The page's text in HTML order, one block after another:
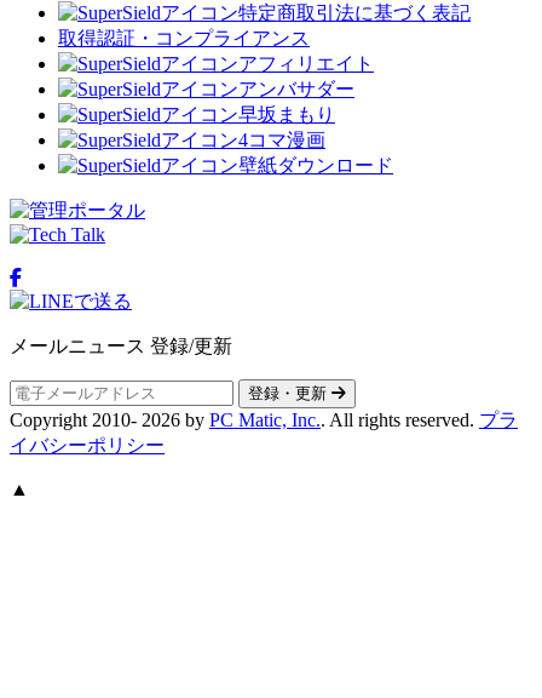
特定商取引法に基づく表記
取得認証・コンプライアンス
アフィリエイト
アンバサダー
早坂まもり
4コマ漫画
壁紙ダウンロード
メールニュース 登録/更新
登録・更新
Copyright 2010- 2026 by PC Matic, Inc.. All rights reserved. プラ
イバシーポリシー
▲